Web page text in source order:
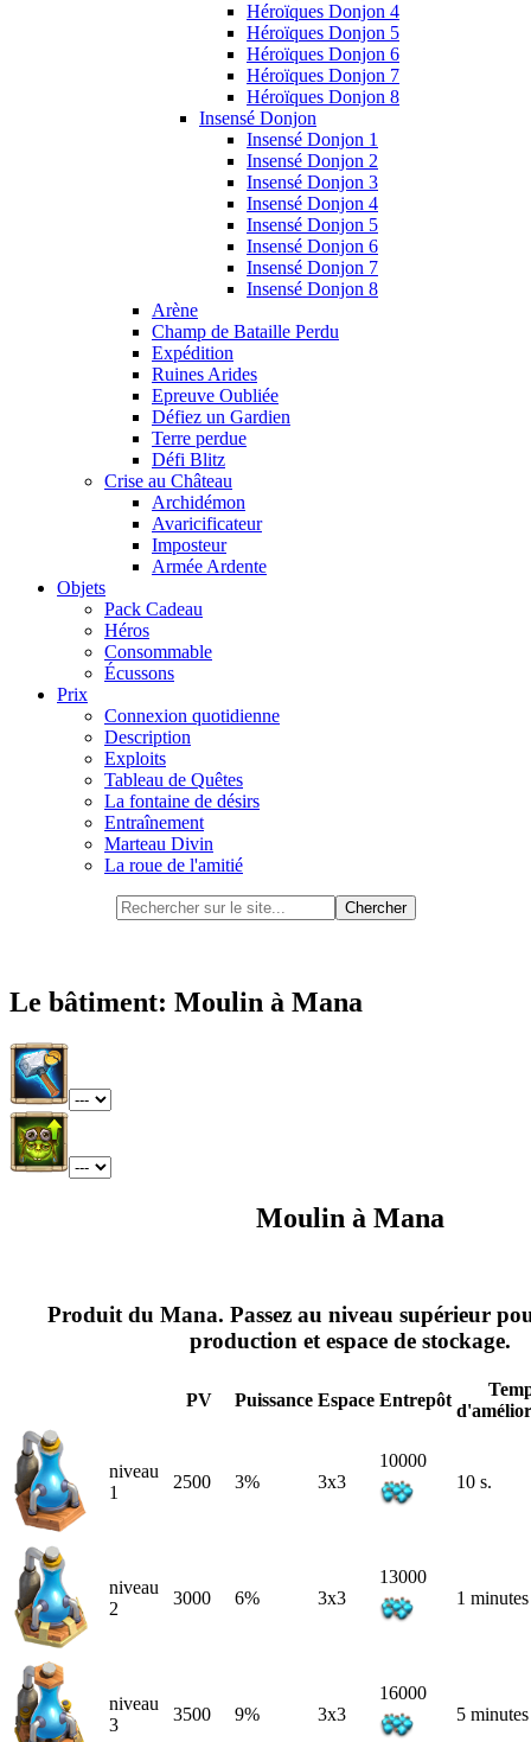
Héroïques Donjon 4
Héroïques Donjon 5
Héroïques Donjon 6
Héroïques Donjon 7
Héroïques Donjon 8
Insensé Donjon
Insensé Donjon 1
Insensé Donjon 2
Insensé Donjon 3
Insensé Donjon 4
Insensé Donjon 5
Insensé Donjon 6
Insensé Donjon 7
Insensé Donjon 8
Arène
Champ de Bataille Perdu
Expédition
Ruines Arides
Epreuve Oubliée
Défiez un Gardien
Terre perdue
Défi Blitz
Crise au Château
Archidémon
Avaricificateur
Imposteur
Armée Ardente
Objets
Pack Cadeau
Héros
Consommable
Écussons
Prix
Connexion quotidienne
Description
Exploits
Tableau de Quêtes
La fontaine de désirs
Entraînement
Marteau Divin
La roue de l'amitié
Le bâtiment: Moulin à Mana
Moulin à Mana
Produit du Mana. Passez au niveau supérieur
production et espace de stockage.
PV Puissance Espace Entrepôt
niveau
1
2500 3% 3x3
10000
10 s.
niveau
2
3000 6% 3x3
13000
1 minutes
niveau
3
3500 9% 3x3
16000
5 minutes